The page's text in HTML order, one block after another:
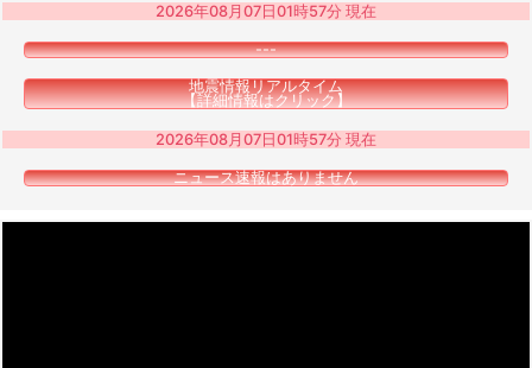
2026年08月07日01時57分 現在
---
地震情報リアルタイム
【詳細情報はクリック】
2026年08月07日01時57分 現在
ニュース速報はありません